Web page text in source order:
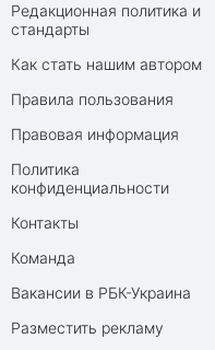
Редакционная политика и
стандарты
Как стать нашим автором
Правила пользования
Правовая информация
Политика
конфиденциальности
Контакты
Команда
Вакансии в РБК-Украина
Разместить рекламу